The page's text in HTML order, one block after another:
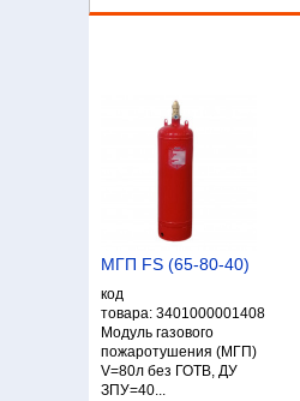
МГП FS (65-80-40)
код
товара: 3401000001408
Модуль газового
пожаротушения (МГП)
V=80л без ГОТВ, ДУ
ЗПУ=40...